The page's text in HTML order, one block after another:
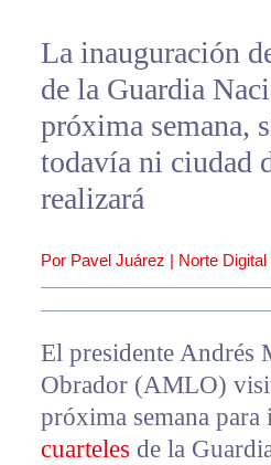
La inauguración
de la Guardia
próxima semana,
todavía ni ciudad
realizará
Por Pavel Juárez | Norte Digital
El presidente Andrés
Obrador (AMLO)
próxima semana para
cuarteles de la